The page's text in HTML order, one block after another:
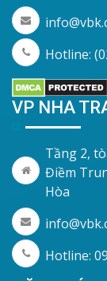
Hotline:
VP NHA
Tầng 2,
Điềm
Hòa
Hotline: